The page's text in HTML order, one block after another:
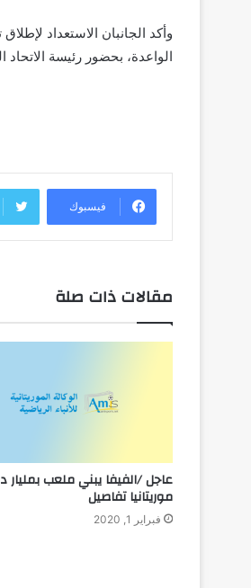
وأكد الجانبان الاستعداد
الواعدة، بحضور رئيسة
فيسبوك
مقالات ذات صلة
عاجل /الفيفا يبني ملعب بمليار
موريتانيا تفاصيل
فبراير 1, 2020